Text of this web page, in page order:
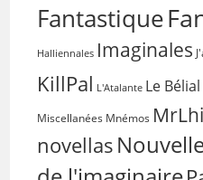
Fantastique
Halliennales Imaginales
KillPal L'Atalante Le Bélial
Miscellanées Mnémos
novellas